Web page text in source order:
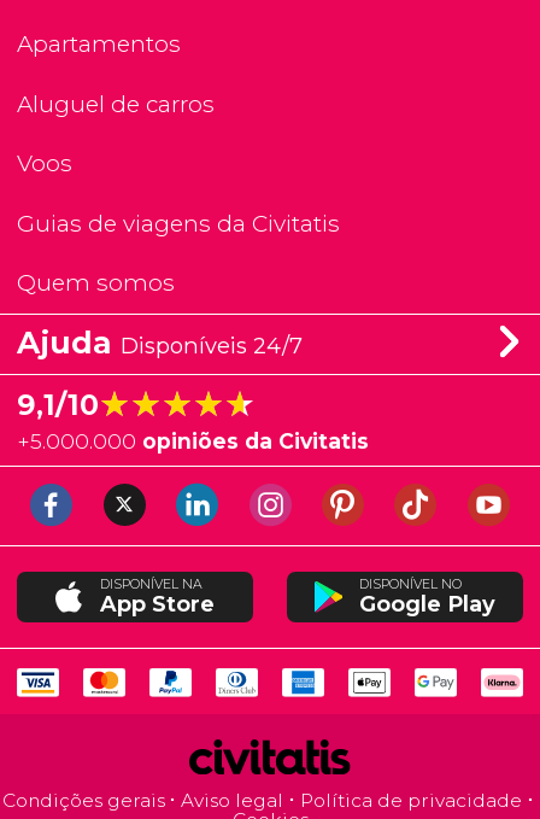
Apartamentos
Aluguel de carros
Voos
Guias de viagens da Civitatis
Quem somos
Ajuda Disponíveis 24/7
9,1/10★★★★★
★★★★★
+5.000.000 opiniões da Civitatis
DISPONÍVEL NA
App Store
DISPONÍVEL NO
Google Play
Condições gerais Aviso legal
Política de privacidade